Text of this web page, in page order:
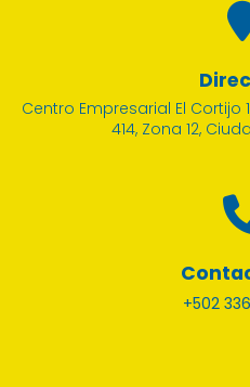
Centro Empresarial El Cortijo
414, Zona 12,
+502